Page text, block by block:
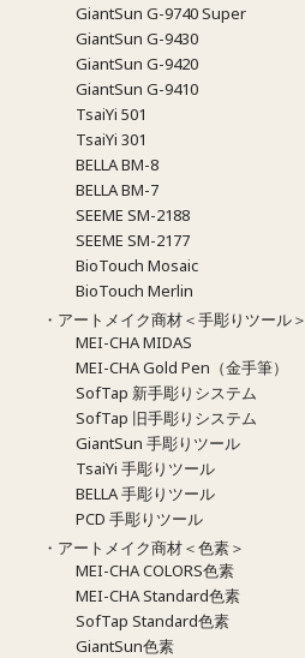
GiantSun G-9740 Super
GiantSun G-9430
GiantSun G-9420
GiantSun G-9410
TsaiYi 501
TsaiYi 301
BELLA BM-8
BELLA BM-7
SEEME SM-2188
SEEME SM-2177
BioTouch Mosaic
BioTouch Merlin
・アートメイク商材＜手彫りツール＞
MEI-CHA MIDAS
MEI-CHA Gold Pen（金手筆）
SofTap 新手彫りシステム
SofTap 旧手彫りシステム
GiantSun 手彫りツール
TsaiYi 手彫りツール
BELLA 手彫りツール
PCD 手彫りツール
・アートメイク商材＜色素＞
MEI-CHA COLORS色素
MEI-CHA Standard色素
SofTap Standard色素
GiantSun色素